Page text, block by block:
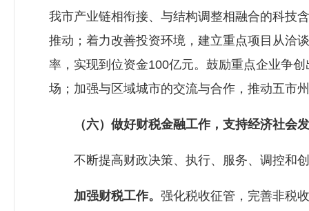
我市产业链相衔接、与结构调整相融合的科技
推动；着力改善投资环境，建立重点项目从洽
率，实现到位资金100亿元。鼓励重点企业争
场；加强与区域城市的交流与合作，推动五市
（六）做好财税金融工作，支持经济社会
不断提高财政决策、执行、服务、调控和创
加强财税工作。 强化税收征管，完善非税